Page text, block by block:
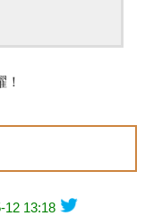
12 13:18